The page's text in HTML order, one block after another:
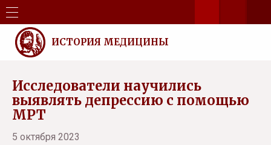
ИСТОРИЯ МЕДИЦИНЫ
Исследователи научились
выявлять депрессию с помощью
МРТ
5 октября 2023